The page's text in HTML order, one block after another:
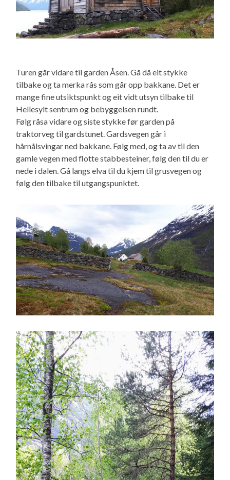
Turen går vidare til garden Åsen. Gå då eit stykke
tilbake og ta merka rås som går opp bakkane. Det er
mange fine utsiktspunkt og eit vidt utsyn tilbake til
Hellesylt sentrum og bebyggelsen rundt.
Følg råsa vidare og siste stykke før garden på
traktorveg til gardstunet. Gardsvegen går i
hårnålsvingar ned bakkane. Følg med, og ta av til den
gamle vegen med flotte stabbesteiner, følg den til du er
nede i dalen. Gå langs elva til du kjem til grusvegen og
følg den tilbake til utgangspunktet.